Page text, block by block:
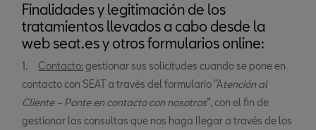
Finalidades y legitimación de los
tratamientos llevados a cabo desde la
web seat.es y otros formularios online:
1. Contacto:gestionar sus solicitudes cuando se pone en
contacto con SEAT a través del formulario "Atención al
Cliente – Ponte en contacto con nosotros”, con el fin de
gestionar las consultas que nos haga llegar a través de los